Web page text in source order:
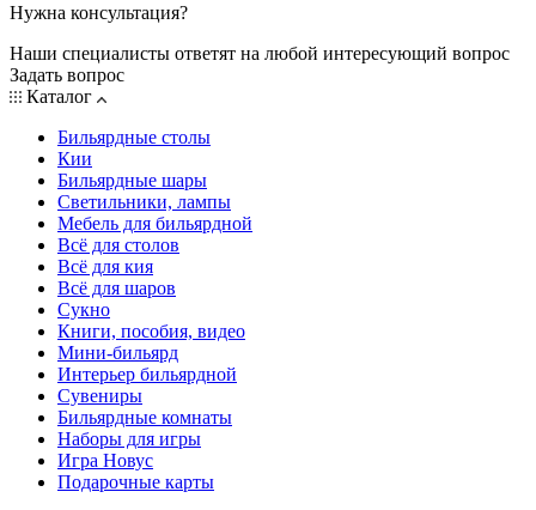
Нужна консультация?
Наши специалисты ответят на любой интересующий вопрос
Задать вопрос
Каталог
Бильярдные столы
Кии
Бильярдные шары
Светильники, лампы
Мебель для бильярдной
Всё для столов
Всё для кия
Всё для шаров
Сукно
Книги, пособия, видео
Мини-бильярд
Интерьер бильярдной
Сувениры
Бильярдные комнаты
Наборы для игры
Игра Новус
Подарочные карты